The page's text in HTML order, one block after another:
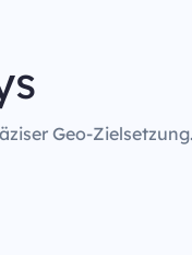
Geo-Zielsetzung.